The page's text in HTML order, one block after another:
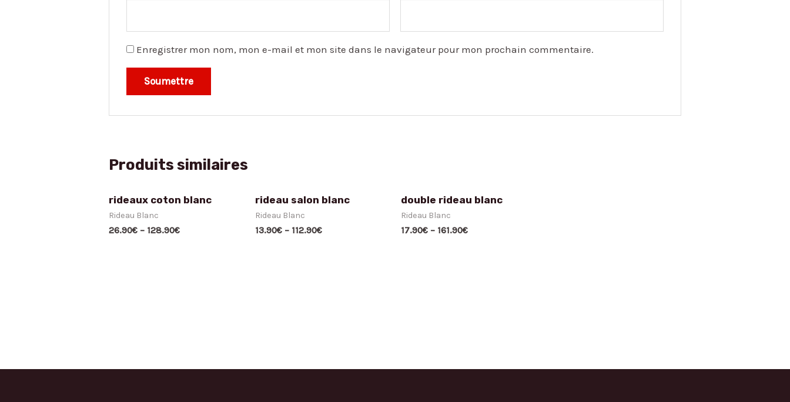
Enregistrer mon nom, mon e-mail et mon site dans le navigateur pour mon prochain commentaire.
Produits similaires
rideaux coton blanc
Rideau Blanc
26.90€ – 128.90€
rideau salon blanc
Rideau Blanc
13.90€– 112.90€
double rideau blanc
Rideau Blanc
17.90€ – 161.90€